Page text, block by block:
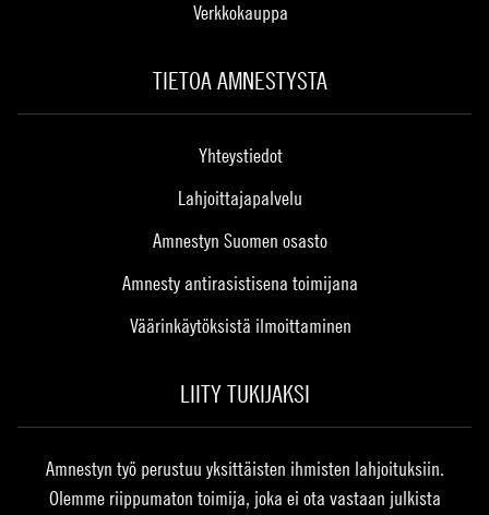
Verkkokauppa
TIETOA AMNESTYSTA
Yhteystiedot
Lahjoittajapalvelu
Amnestyn Suomen osasto
Amnesty antirasistisena toimijana
Väärinkäytöksistä ilmoittaminen
LIITY TUKIJAKSI
Amnestyn työ perustuu yksittäisten ihmisten lahjoituksiin.
Olemme riippumaton toimija, joka ei ota vastaan julkista